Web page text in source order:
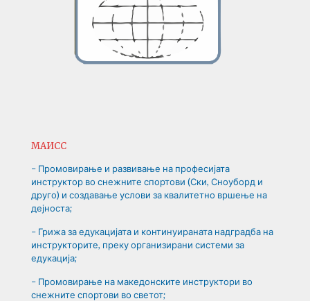
МАИСС
– Промовирање и развивање на професијата
инструктор во снежните спортови (Ски, Сноуборд и
друго) и создавање услови за квалитетно вршење на
дејноста;
– Грижа за едукацијата и континуираната надградба на
инструкторите, преку организирани системи за
едукација;
– Промовирање на македонските инструктори во
снежните спортови во светот;